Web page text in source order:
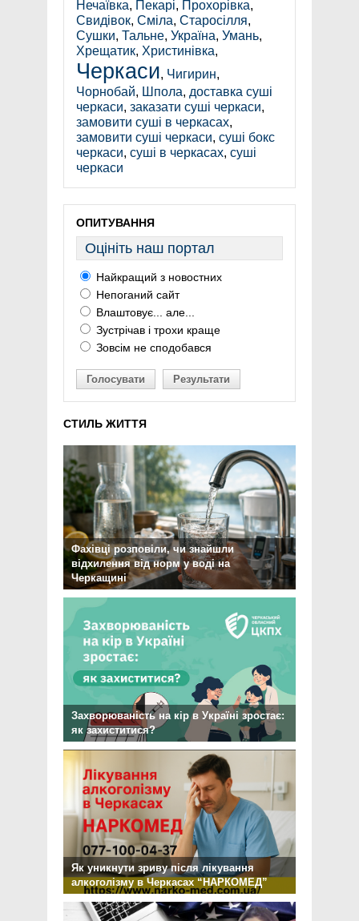
Нечаївка, Пекарі, Прохорівка,
Свидівок, Сміла, Старосілля,
Сушки, Тальне, Україна, Умань,
Хрещатик, Христинівка,
Черкаси, Чигирин,
Чорнобай, Шпола, доставка суші
черкаси, заказати суші черкаси,
замовити суші в черкасах,
замовити суші черкаси, суші бокс
черкаси, суші в черкасах, суші
черкаси
ОПИТУВАННЯ
Оцініть наш портал
Найкращий з новостних
Непоганий сайт
Влаштовує... але...
Зустрічав і трохи краще
Зовсім не сподобався
Голосувати Результати
СТИЛЬ ЖИТТЯ
Фахівці розповіли, чи знайшли
відхилення від норм у воді на
Черкащині
Захворюваність на кір в Україні зростає:
як захиститися?
Як уникнути зриву після лікування
алкоголізму в Черкасах “НАРКОМЕД”